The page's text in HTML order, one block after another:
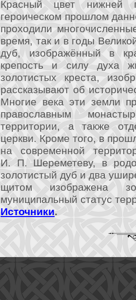
Красный цвет нижней
героическом прошлом
проходили
время, так и в годы
дуб, изображённый в
крепость и силу духа
золотистых креста,
рассказывают об
Многие века эти земли
православным
территории, а также
церкви. Кроме того, в
на современной
И. П. Шереметеву, в
золотистый дуб и два
щитом изображена
муниципальный статус
Источники.